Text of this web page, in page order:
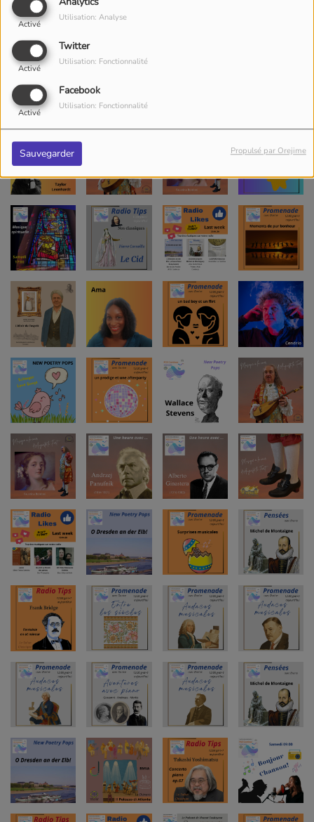
Activé
Utilisation: Analyse
Twitter
Activé
Utilisation: Fonctionnalité
Facebook
Activé
Utilisation: Fonctionnalité
Sauvegarder Propulsé par Orejime